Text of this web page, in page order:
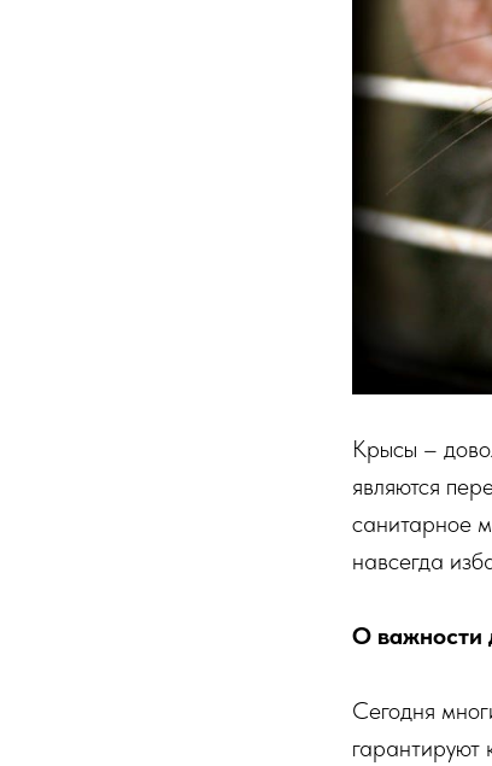
Крысы –
являются
санитарное
навсегда
О важности
Сегодня
гарантируют